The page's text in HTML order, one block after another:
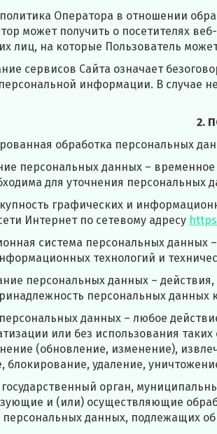
Оператора в отношении
может получить о посетителях
лиц, на которые Пользователь
сервисов Сайта означает
информации. В случае
2.
обработка персональных
персональных данных –
для уточнения персональных
графических и
Интернет по сетевому адресу
система персональных данных
технологий и
персональных данных –
персональных данных
данных – любое
или без использования
(обновление, изменение),
блокирование, удаление,
государственный орган,
и (или) осуществляющие
персональных данных, подлежащих